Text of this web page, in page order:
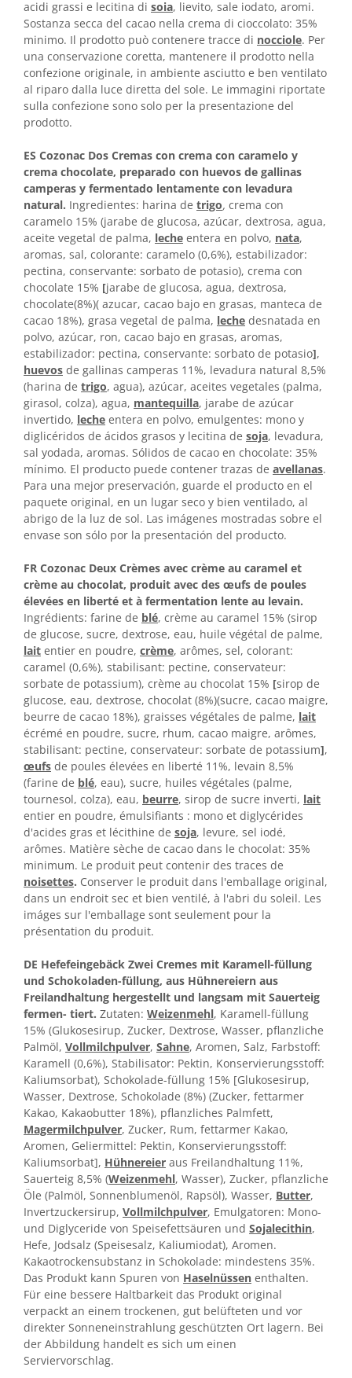
acidi grassi e lecitina di soia, lievito, sale iodato, aromi.
Sostanza secca del cacao nella crema di cioccolato: 35%
minimo. Il prodotto può contenere tracce di nocciole. Per
una conservazione coretta, mantenere il prodotto nella
confezione originale, in ambiente asciutto e ben ventilato
al riparo dalla luce diretta del sole. Le immagini riportate
sulla confezione sono solo per la presentazione del
prodotto.
ES Cozonac Dos Cremas con crema con caramelo y
crema chocolate, preparado con huevos de gallinas
camperas y fermentado lentamente con levadura
natural. Ingredientes: harina de trigo, crema con
caramelo 15% (jarabe de glucosa, azúcar, dextrosa, agua,
aceite vegetal de palma, leche entera en polvo, nata,
aromas, sal, colorante: caramelo (0,6%), estabilizador:
pectina, conservante: sorbato de potasio), crema con
chocolate 15% [jarabe de glucosa, agua, dextrosa,
chocolate(8%)( azucar, cacao bajo en grasas, manteca de
cacao 18%), grasa vegetal de palma, leche desnatada en
polvo, azúcar, ron, cacao bajo en grasas, aromas,
estabilizador: pectina, conservante: sorbato de potasio],
huevos de gallinas camperas 11%, levadura natural 8,5%
(harina de trigo, agua), azúcar, aceites vegetales (palma,
girasol, colza), agua, mantequilla, jarabe de azúcar
invertido, leche entera en polvo, emulgentes: mono y
diglicéridos de ácidos grasos y lecitina de soja, levadura,
sal yodada, aromas. Sólidos de cacao en chocolate: 35%
mínimo. El producto puede contener trazas de avellanas.
Para una mejor preservación, guarde el producto en el
paquete original, en un lugar seco y bien ventilado, al
abrigo de la luz de sol. Las imágenes mostradas sobre el
envase son sólo por la presentación del producto.
FR Cozonac Deux Crèmes avec crème au caramel et
crème au chocolat, produit avec des œufs de poules
élevées en liberté et à fermentation lente au levain.
Ingrédients: farine de blé, crème au caramel 15% (sirop
de glucose, sucre, dextrose, eau, huile végétal de palme,
lait entier en poudre, crème, arômes, sel, colorant:
caramel (0,6%), stabilisant: pectine, conservateur:
sorbate de potassium), crème au chocolat 15% [sirop de
glucose, eau, dextrose, chocolat (8%)(sucre, cacao maigre,
beurre de cacao 18%), graisses végétales de palme, lait
écrémé en poudre, sucre, rhum, cacao maigre, arômes,
stabilisant: pectine, conservateur: sorbate de potassium],
œufs de poules élevées en liberté 11%, levain 8,5%
(farine de blé, eau), sucre, huiles végétales (palme,
tournesol, colza), eau, beurre, sirop de sucre inverti, lait
entier en poudre, émulsifiants : mono et diglycérides
d'acides gras et lécithine de soja, levure, sel iodé,
arômes. Matière sèche de cacao dans le chocolat: 35%
minimum. Le produit peut contenir des traces de
noisettes. Conserver le produit dans l'emballage original,
dans un endroit sec et bien ventilé, à l'abri du soleil. Les
imáges sur l'emballage sont seulement pour la
présentation du produit.
DE Hefefeingebäck Zwei Cremes mit Karamell-füllung
und Schokoladen-füllung, aus Hühnereiern aus
Freilandhaltung hergestellt und langsam mit Sauerteig
fermen- tiert. Zutaten: Weizenmehl, Karamell-füllung
15% (Glukosesirup, Zucker, Dextrose, Wasser, pflanzliche
Palmöl, Vollmilchpulver, Sahne, Aromen, Salz, Farbstoff:
Karamell (0,6%), Stabilisator: Pektin, Konservierungsstoff:
Kaliumsorbat), Schokolade-füllung 15% [Glukosesirup,
Wasser, Dextrose, Schokolade (8%) (Zucker, fettarmer
Kakao, Kakaobutter 18%), pflanzliches Palmfett,
Magermilchpulver, Zucker, Rum, fettarmer Kakao,
Aromen, Geliermittel: Pektin, Konservierungsstoff:
Kaliumsorbat], Hühnereier aus Freilandhaltung 11%,
Sauerteig 8,5% (Weizenmehl, Wasser), Zucker, pflanzliche
Öle (Palmöl, Sonnenblumenöl, Rapsöl), Wasser, Butter,
Invertzuckersirup, Vollmilchpulver, Emulgatoren: Mono-
und Diglyceride von Speisefettsäuren und Sojalecithin,
Hefe, Jodsalz (Speisesalz, Kaliumiodat), Aromen.
Kakaotrockensubstanz in Schokolade: mindestens 35%.
Das Produkt kann Spuren von Haselnüssen enthalten.
Für eine bessere Haltbarkeit das Produkt original
verpackt an einem trockenen, gut belüfteten und vor
direkter Sonneneinstrahlung geschützten Ort lagern. Bei
der Abbildung handelt es sich um einen
Serviervorschlag.